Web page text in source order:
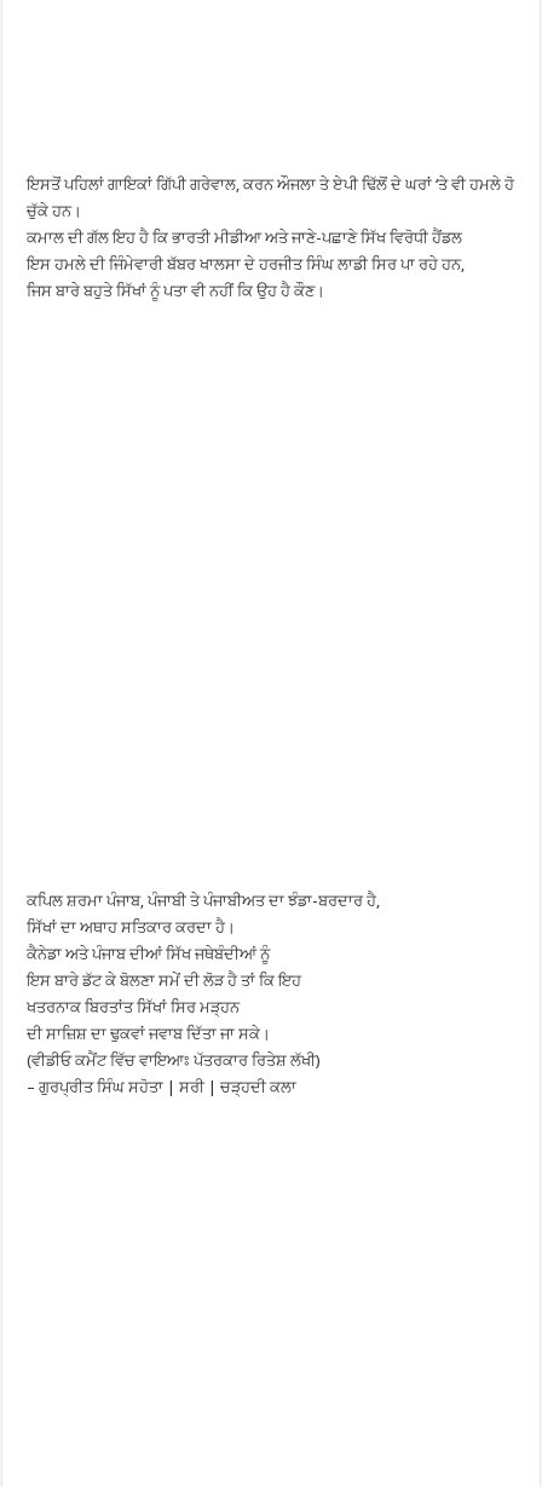
ਇਸਤੋਂ ਪਹਿਲਾਂ ਗਾਇਕਾਂ ਗਿੱਪੀ ਗਰੇਵਾਲ, ਕਰਨ ਔਜਲਾ ਤੇ ਏਪੀ ਢਿੱਲੋਂ ਦੇ ਘਰਾਂ ‘ਤੇ ਵੀ ਹਮਲੇ ਹੋ
ਚੁੱਕੇ ਹਨ।
ਕਮਾਲ ਦੀ ਗੱਲ ਇਹ ਹੈ ਕਿ ਭਾਰਤੀ ਮੀਡੀਆ ਅਤੇ ਜਾਣੇ-ਪਛਾਣੇ ਸਿੱਖ ਵਿਰੋਧੀ ਹੈਂਡਲ
ਇਸ ਹਮਲੇ ਦੀ ਜਿੰਮੇਵਾਰੀ ਬੱਬਰ ਖਾਲਸਾ ਦੇ ਹਰਜੀਤ ਸਿੰਘ ਲਾਡੀ ਸਿਰ ਪਾ ਰਹੇ ਹਨ,
ਜਿਸ ਬਾਰੇ ਬਹੁਤੇ ਸਿੱਖਾਂ ਨੂੰ ਪਤਾ ਵੀ ਨਹੀਂ ਕਿ ਉਹ ਹੈ ਕੌਣ।
ਕਪਿਲ ਸ਼ਰਮਾ ਪੰਜਾਬ, ਪੰਜਾਬੀ ਤੇ ਪੰਜਾਬੀਅਤ ਦਾ ਝੰਡਾ-ਬਰਦਾਰ ਹੈ,
ਸਿੱਖਾਂ ਦਾ ਅਥਾਹ ਸਤਿਕਾਰ ਕਰਦਾ ਹੈ।
ਕੈਨੇਡਾ ਅਤੇ ਪੰਜਾਬ ਦੀਆਂ ਸਿੱਖ ਜਥੇਬੰਦੀਆਂ ਨੂੰ
ਇਸ ਬਾਰੇ ਡੱਟ ਕੇ ਬੋਲਣਾ ਸਮੇਂ ਦੀ ਲੋੜ ਹੈ ਤਾਂ ਕਿ ਇਹ
ਖਤਰਨਾਕ ਬਿਰਤਾਂਤ ਸਿੱਖਾਂ ਸਿਰ ਮੜ੍ਹਨ
ਦੀ ਸਾਜ਼ਿਸ਼ ਦਾ ਢੁਕਵਾਂ ਜਵਾਬ ਦਿੱਤਾ ਜਾ ਸਕੇ।
(ਵੀਡੀਓ ਕਮੈਂਟ ਵਿੱਚ ਵਾਇਆਃ ਪੱਤਰਕਾਰ ਰਿਤੇਸ਼ ਲੱਖੀ)
– ਗੁਰਪ੍ਰੀਤ ਸਿੰਘ ਸਹੋਤਾ | ਸਰੀ | ਚੜ੍ਹਦੀ ਕਲਾ